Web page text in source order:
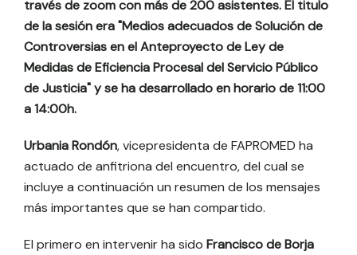
través de zoom con más de 200 asistentes. El titulo
de la sesión era "Medios adecuados de Solución de
Controversias en el Anteproyecto de Ley de
Medidas de Eficiencia Procesal del Servicio Público
de Justicia" y se ha desarrollado en horario de 11:00
a 14:00h.
Urbania Rondón, vicepresidenta de FAPROMED ha
actuado de anfitriona del encuentro, del cual se
incluye a continuación un resumen de los mensajes
más importantes que se han compartido.
El primero en intervenir ha sido Francisco de Borja